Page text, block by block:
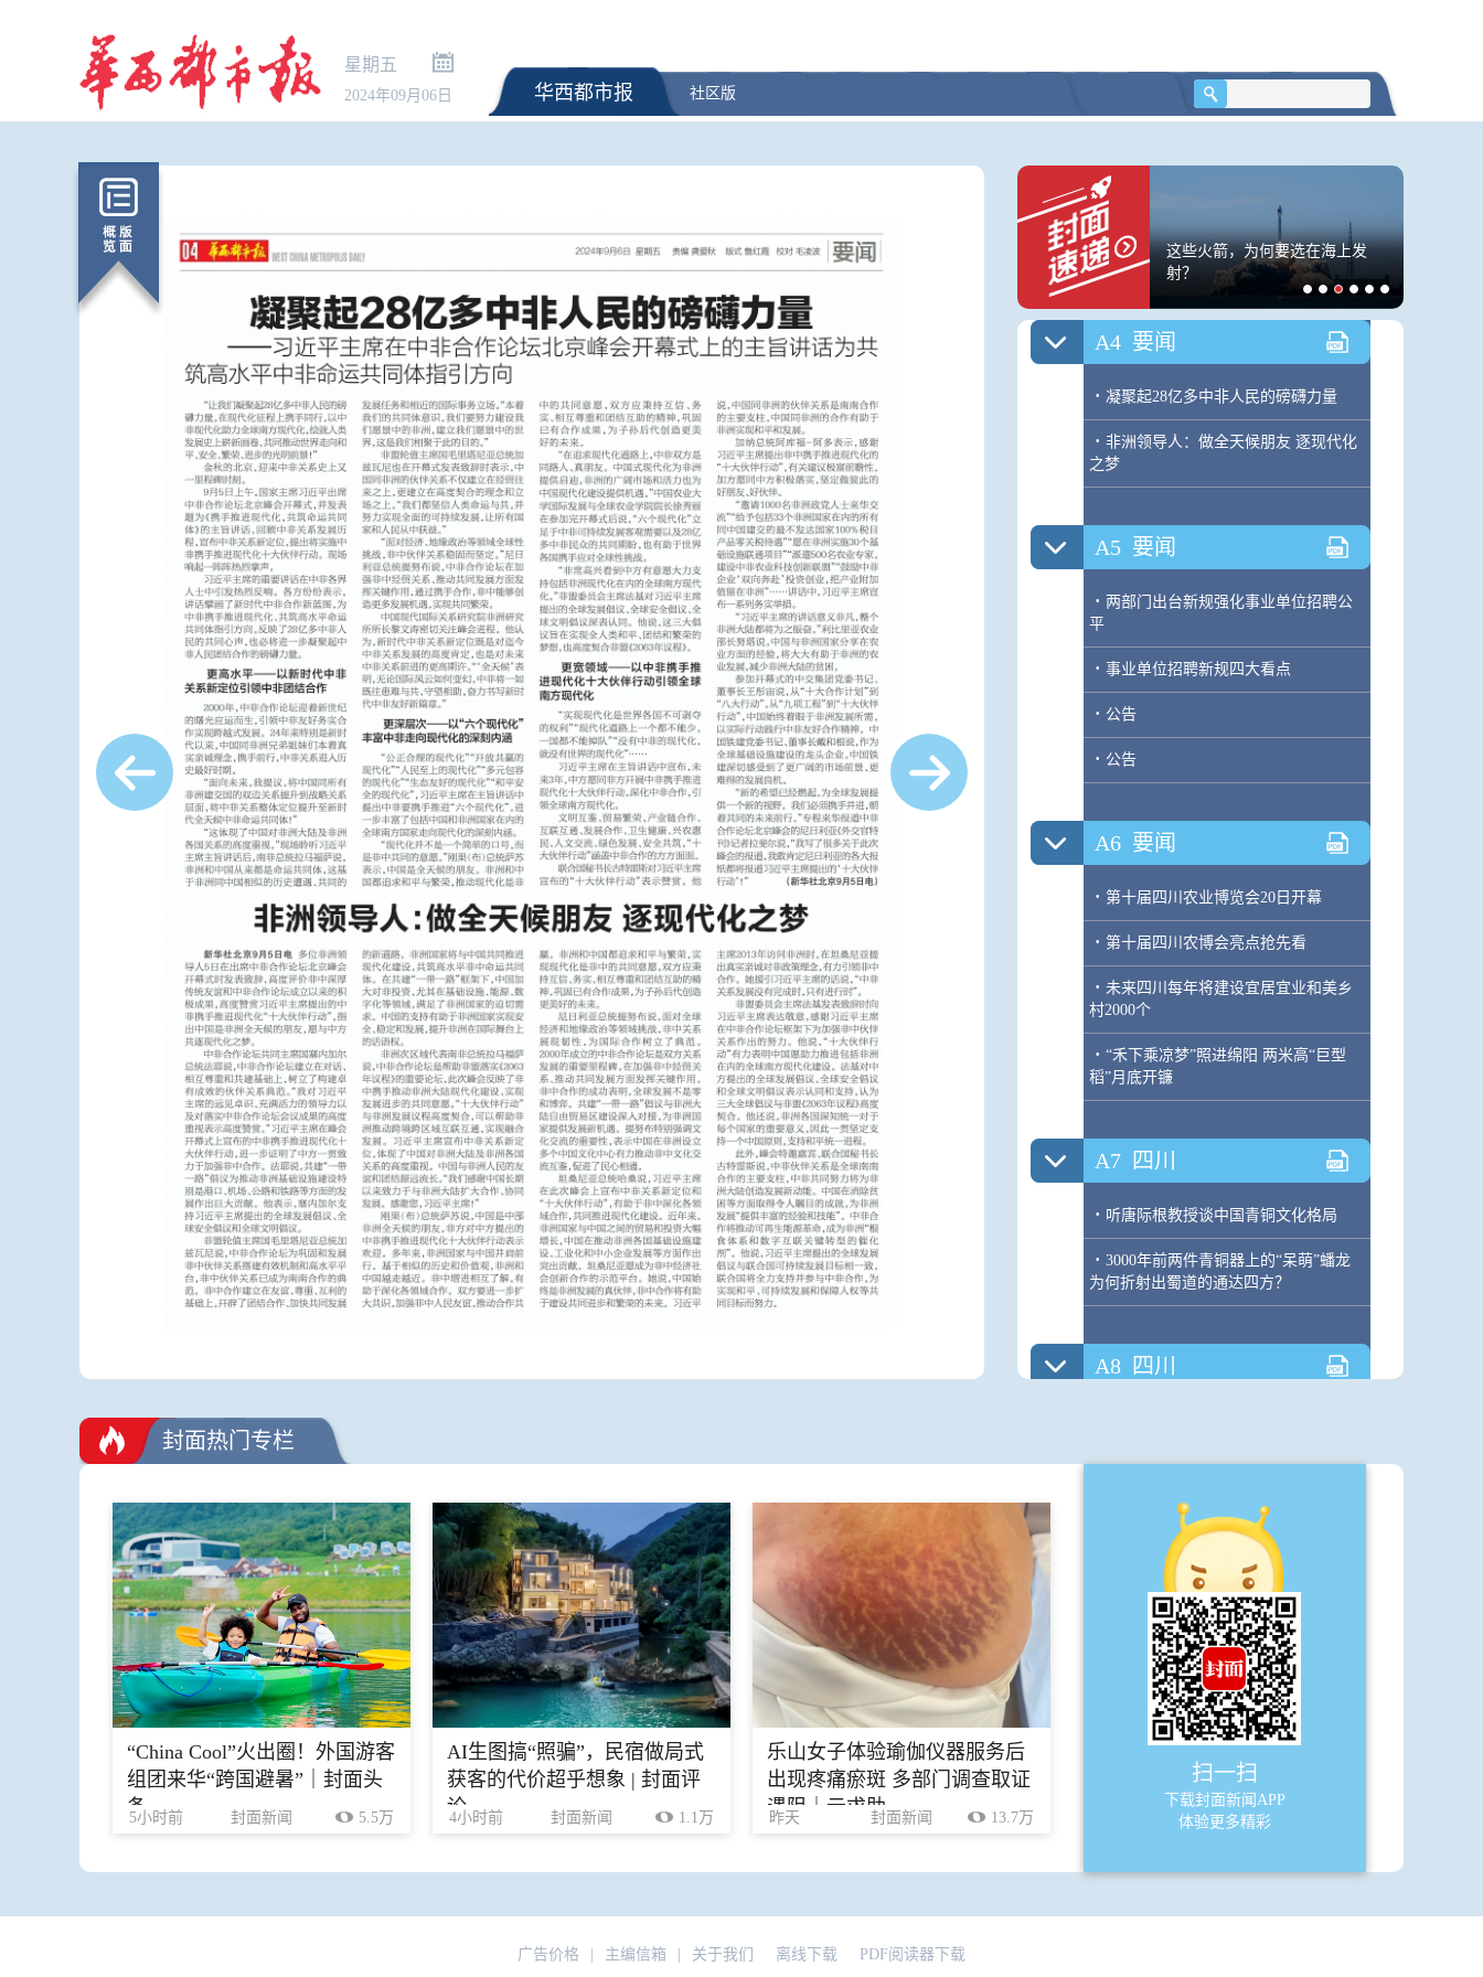
星期五
2024年09月06日 华西都市报 社区版
市场监管总局：《公平竞争审查
条例实施办法》近期将出台
台风、山洪、强对流多预警齐
发！这些地区注意防范
三部门向陕西增加调拨3.2万件中
这些火箭，为何要选在海上发
射？
幕式并发表主旨讲话
A3 要闻
·
习近平会见出席中非合作论坛北京峰
会的部分非洲国家领导人和国际组织负
责人
A4 要闻
· 凝聚起28亿多中非人民的磅礴力量
· 非洲领导人：做全天候朋友 逐现代化
之梦
A5 要闻
· 两部门出台新规强化事业单位招聘公
平
· 事业单位招聘新规四大看点
· 公告
· 公告
A6 要闻
· 第十届四川农业博览会20日开幕
· 第十届四川农博会亮点抢先看
· 未来四川每年将建设宜居宜业和美乡
村2000个
· “禾下乘凉梦”照进绵阳 两米高“巨型
稻”月底开镰
A7 四川
· 听唐际根教授谈中国青铜文化格局
· 3000年前两件青铜器上的“呆萌”蟠龙
为何折射出蜀道的通达四方？
A8 四川
四川高温预警降为蓝色 13日前后高温
范围将减小
女子晾衣服失足坠河 上百亲友手拉手
中国体育彩票9月5日开奖结果
正式成立
封面热门专栏
“China Cool”火出圈！外国游客
组团来华“跨国避暑”｜封面头
条
5小时前 封面新闻 5.5万
AI生图搞“照骗”，民宿做局式
获客的代价超乎想象 | 封面评
论
4小时前 封面新闻 1.1万
乐山女子体验瑜伽仪器服务后
出现疼痛瘀斑 多部门调查取证
遇阻｜云求助
昨天 封面新闻 13.7万
扫一扫
下载封面新闻APP
体验更多精彩
广告价格 主编信箱 关于我们 离线下载 PDF阅读器下载